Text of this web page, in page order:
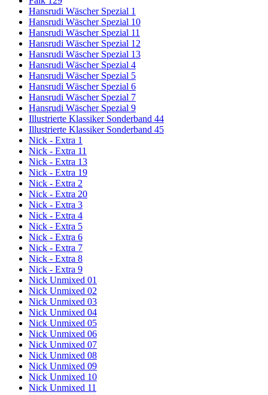
Hansrudi Wäscher Spezial 1
Hansrudi Wäscher Spezial 10
Hansrudi Wäscher Spezial 11
Hansrudi Wäscher Spezial 12
Hansrudi Wäscher Spezial 13
Hansrudi Wäscher Spezial 4
Hansrudi Wäscher Spezial 5
Hansrudi Wäscher Spezial 6
Hansrudi Wäscher Spezial 7
Hansrudi Wäscher Spezial 9
Illustrierte Klassiker Sonderband 44
Illustrierte Klassiker Sonderband 45
Nick - Extra 1
Nick - Extra 11
Nick - Extra 13
Nick - Extra 19
Nick - Extra 2
Nick - Extra 20
Nick - Extra 3
Nick - Extra 4
Nick - Extra 5
Nick - Extra 6
Nick - Extra 7
Nick - Extra 8
Nick - Extra 9
Nick Unmixed 01
Nick Unmixed 02
Nick Unmixed 03
Nick Unmixed 04
Nick Unmixed 05
Nick Unmixed 06
Nick Unmixed 07
Nick Unmixed 08
Nick Unmixed 09
Nick Unmixed 10
Nick Unmixed 11